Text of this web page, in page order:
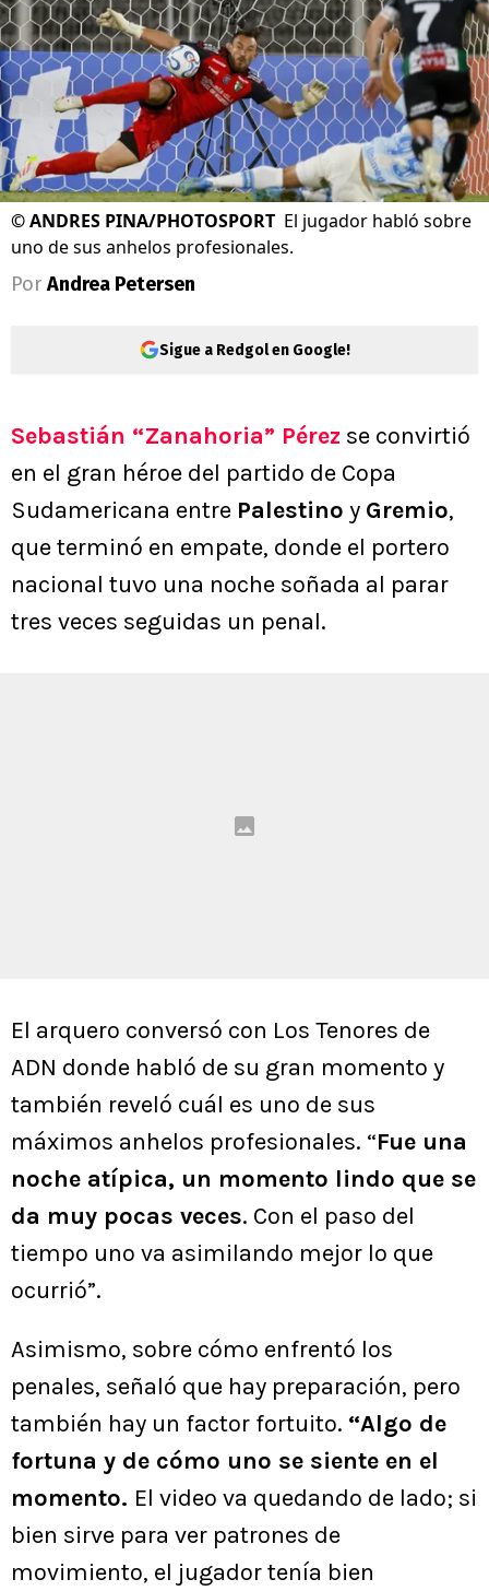
©ANDRES PINA/PHOTOSPORT El jugador habló sobre
uno de sus anhelos profesionales.
Por Andrea Petersen
Sigue a Redgol en Google!
Sebastián “Zanahoria” Pérez se convirtió
en el gran héroe del partido de Copa
Sudamericana entre Palestino y Gremio,
que terminó en empate, donde el portero
nacional tuvo una noche soñada al parar
tres veces seguidas un penal.
El arquero conversó con Los Tenores de
ADN donde habló de su gran momento y
también reveló cuál es uno de sus
máximos anhelos profesionales. “Fue una
noche atípica, un momento lindo que se
da muy pocas veces. Con el paso del
tiempo uno va asimilando mejor lo que
ocurrió”.
Asimismo, sobre cómo enfrentó los
penales, señaló que hay preparación, pero
también hay un factor fortuito. “Algo de
fortuna y de cómo uno se siente en el
momento. El video va quedando de lado; si
bien sirve para ver patrones de
movimiento, el jugador tenía bien